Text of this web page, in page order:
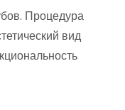
Процедура
вид